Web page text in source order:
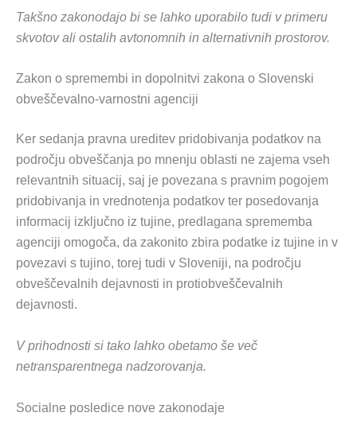
Takšno zakonodajo bi se lahko uporabilo tudi v primeru
skvotov ali ostalih avtonomnih in alternativnih prostorov.
Zakon o spremembi in dopolnitvi zakona o Slovenski
obveščevalno-varnostni agenciji
Ker sedanja pravna ureditev pridobivanja podatkov na
področju obveščanja po mnenju oblasti ne zajema vseh
relevantnih situacij, saj je povezana s pravnim pogojem
pridobivanja in vrednotenja podatkov ter posedovanja
informacij izključno iz tujine, predlagana sprememba
agenciji omogoča, da zakonito zbira podatke iz tujine in v
povezavi s tujino, torej tudi v Sloveniji, na področju
obveščevalnih dejavnosti in protiobveščevalnih
dejavnosti.
V prihodnosti si tako lahko obetamo še več
netransparentnega nadzorovanja.
Socialne posledice nove zakonodaje